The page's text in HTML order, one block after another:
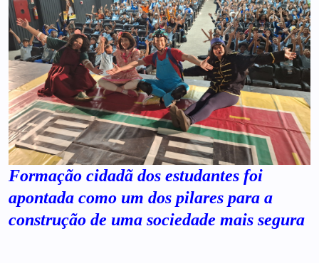
Formação cidadã dos estudantes foi
apontada como um dos pilares para a
construção de uma sociedade mais segura